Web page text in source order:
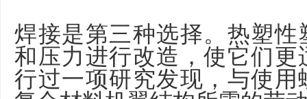
焊接是第三种选择。热塑
和压力进行改造，使它们
行过一项研究发现，与使